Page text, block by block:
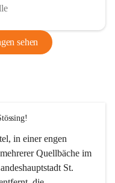
sehen
in einer engen
Quellbäche im
St.